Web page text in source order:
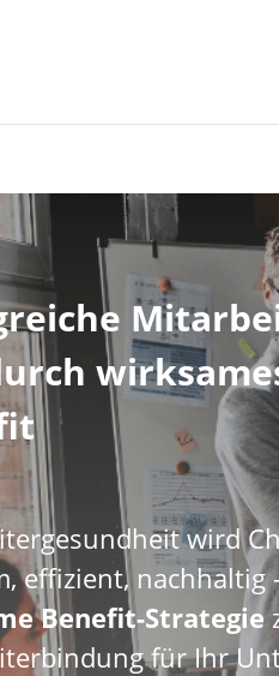
wird
effizient, nachhaltig
Benefit-Strategie
für Ihr